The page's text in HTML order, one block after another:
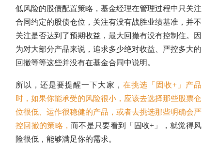
低风险的股债配置策略，基金经理在管理过程中只关注
合同约定的股债仓位 ，关注有没有战胜业绩基准，并不
关注是否达到了预期收益， 最大回撤有没有控制住。因
为对大部分产品来说，追求多少绝对收益、严控多大的
回撤等等这些并没有在基金合同中说明。
所以，还是要提醒一下大家， 在挑选「 固收+」产品
时，如果你能承受的风险很小，应该去选择那些股票仓
位很低、运作很稳健的产品，或者去挑选那些明确会严
控回撤的策略，而不是只要看到「 固收+」，就觉得风
险很低，能够满足你的需求。